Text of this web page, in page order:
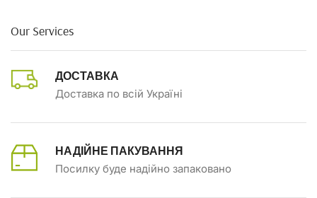
Our Services
ДОСТАВКА
Доставка по всій Україні
НАДІЙНЕ ПАКУВАННЯ
Посилку буде надійно запаковано